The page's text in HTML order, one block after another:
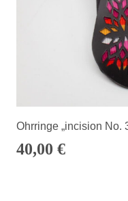
Ohrringe „incision No.
40,00 €